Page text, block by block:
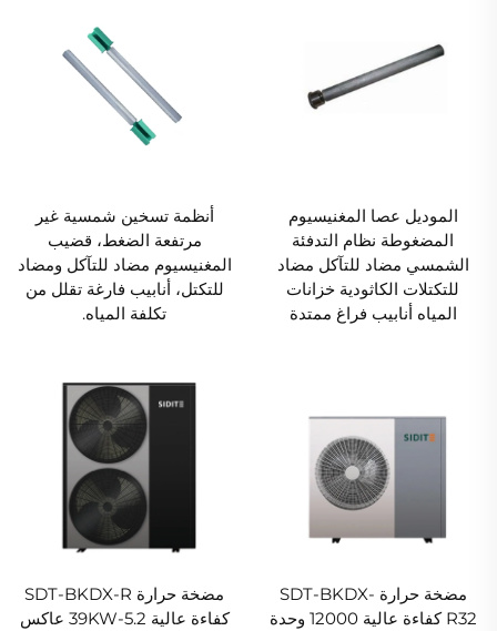
الموديل عصا المغنيسيوم
المضغوطة نظام التدفئة
الشمسي مضاد للتآكل مضاد
للتكتلات الكاثودية خزانات
المياه أنابيب فراغ ممتدة
أنظمة تسخين شمسية غير
مرتفعة الضغط، قضيب
المغنيسيوم مضاد للتآكل ومضاد
للتكتل، أنابيب فارغة تقلل من
تكلفة المياه.
مضخة حرارة SDT-BKDX-
R32 كفاءة عالية 12000 وحدة
مضخة حرارة SDT-BKDX-R
كفاءة عالية 5.2-39KW عاكس